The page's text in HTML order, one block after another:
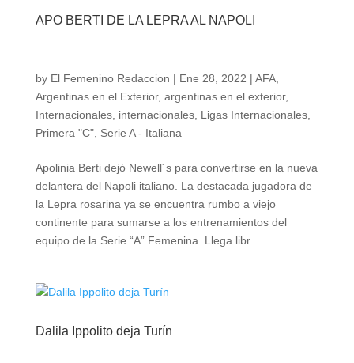
APO BERTI DE LA LEPRA AL NAPOLI
by El Femenino Redaccion | Ene 28, 2022 | AFA,
Argentinas en el Exterior, argentinas en el exterior,
Internacionales, internacionales, Ligas Internacionales,
Primera "C", Serie A - Italiana
Apolinia Berti dejó Newell´s para convertirse en la nueva
delantera del Napoli italiano. La destacada jugadora de
la Lepra rosarina ya se encuentra rumbo a viejo
continente para sumarse a los entrenamientos del
equipo de la Serie “A” Femenina. Llega libr...
Dalila Ippolito deja Turín